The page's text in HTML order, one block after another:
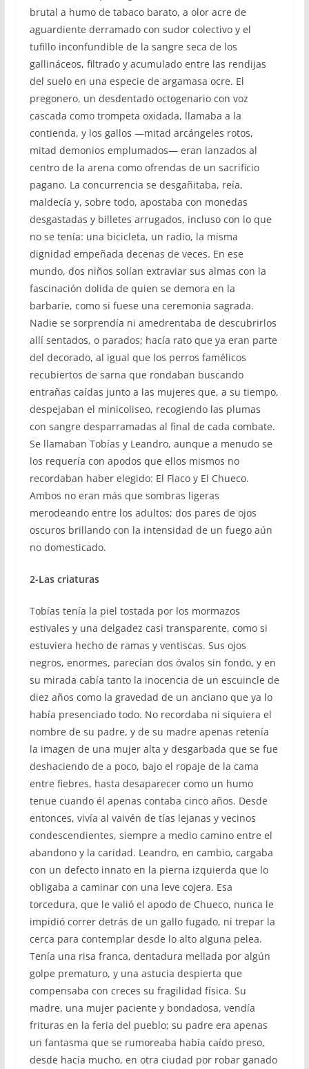
brutal a humo de tabaco barato, a olor acre de
aguardiente derramado con sudor colectivo y el
tufillo inconfundible de la sangre seca de los
gallináceos, filtrado y acumulado entre las rendijas
del suelo en una especie de argamasa ocre. El
pregonero, un desdentado octogenario con voz
cascada como trompeta oxidada, llamaba a la
contienda, y los gallos —mitad arcángeles rotos,
mitad demonios emplumados— eran lanzados al
centro de la arena como ofrendas de un sacrificio
pagano. La concurrencia se desgañitaba, reía,
maldecía y, sobre todo, apostaba con monedas
desgastadas y billetes arrugados, incluso con lo que
no se tenía: una bicicleta, un radio, la misma
dignidad empeñada decenas de veces. En ese
mundo, dos niños solían extraviar sus almas con la
fascinación dolida de quien se demora en la
barbarie, como si fuese una ceremonia sagrada.
Nadie se sorprendía ni amedrentaba de descubrirlos
allí sentados, o parados; hacía rato que ya eran parte
del decorado, al igual que los perros famélicos
recubiertos de sarna que rondaban buscando
entrañas caídas junto a las mujeres que, a su tiempo,
despejaban el minicoliseo, recogiendo las plumas
con sangre desparramadas al final de cada combate.
Se llamaban Tobías y Leandro, aunque a menudo se
los requería con apodos que ellos mismos no
recordaban haber elegido: El Flaco y El Chueco.
Ambos no eran más que sombras ligeras
merodeando entre los adultos; dos pares de ojos
oscuros brillando con la intensidad de un fuego aún
no domesticado.
2-Las criaturas
Tobías tenía la piel tostada por los mormazos
estivales y una delgadez casi transparente, como si
estuviera hecho de ramas y ventiscas. Sus ojos
negros, enormes, parecían dos óvalos sin fondo, y en
su mirada cabía tanto la inocencia de un escuincle de
diez años como la gravedad de un anciano que ya lo
había presenciado todo. No recordaba ni siquiera el
nombre de su padre, y de su madre apenas retenía
la imagen de una mujer alta y desgarbada que se fue
deshaciendo de a poco, bajo el ropaje de la cama
entre fiebres, hasta desaparecer como un humo
tenue cuando él apenas contaba cinco años. Desde
entonces, vivía al vaivén de tías lejanas y vecinos
condescendientes, siempre a medio camino entre el
abandono y la caridad. Leandro, en cambio, cargaba
con un defecto innato en la pierna izquierda que lo
obligaba a caminar con una leve cojera. Esa
torcedura, que le valió el apodo de Chueco, nunca le
impidió correr detrás de un gallo fugado, ni trepar la
cerca para contemplar desde lo alto alguna pelea.
Tenía una risa franca, dentadura mellada por algún
golpe prematuro, y una astucia despierta que
compensaba con creces su fragilidad física. Su
madre, una mujer paciente y bondadosa, vendía
frituras en la feria del pueblo; su padre era apenas
un fantasma que se rumoreaba había caído preso,
desde hacía mucho, en otra ciudad por robar ganado